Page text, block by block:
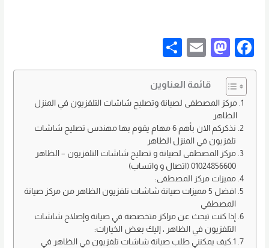
F
a
c
e
b
o
o
k
M
a
st
o
d
o
n
E
m
ail
h
ar
e
قائمة العناوين
مركز المصطفى لصيانة وتصليح شاشات التلفزيون في المنزل
الظاهر
نذكركم الان بأهم 6 مهام يقوم بها مهندس تصليح شاشات
تلفزيون في المنزل الظاهر
مركز المصطفى لصيانة و تصليح شاشات التلفزيون – الظاهر
01024856600 (اتصال و واتساب)
مميزات مركز المصطفى:
افضل 5 مميزات صيانة شاشات تلفزيون الظاهر من مركز صيانة
المصطفي
إذا كنت تبحث عن مراكز متخصصة في صيانة وإصلاح شاشات
التلفزيون في الظاهر ، إليك بعض الخيارات:
1.كيف يمكنني طلب صيانة شاشات تلفزيون في الظاهر في